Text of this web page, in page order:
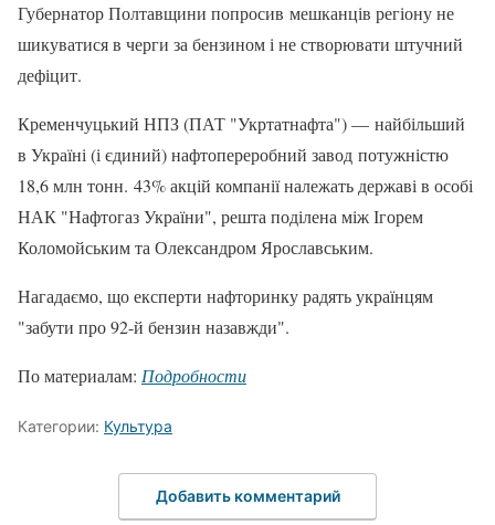
Губернатор Полтавщини попросив мешканців регіону не
шикуватися в черги за бензином і не створювати штучний
дефіцит.
Кременчуцький НПЗ (ПАТ "Укртатнафта") — найбільший
в Україні (і єдиний) нафтопереробний завод потужністю
18,6 млн тонн. 43% акцій компанії належать державі в особі
НАК "Нафтогаз України", решта поділена між Ігорем
Коломойським та Олександром Ярославським.
Нагадаємо, що експерти нафторинку радять українцям
"забути про 92-й бензин назавжди".
По материалам: Подробности
Категории: Культура
Добавить комментарий